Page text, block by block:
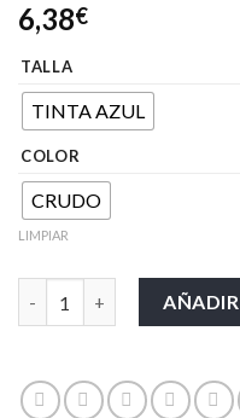
6,38€
TALLA
TINTA AZUL
COLOR
CRUDO
LIMPIAR